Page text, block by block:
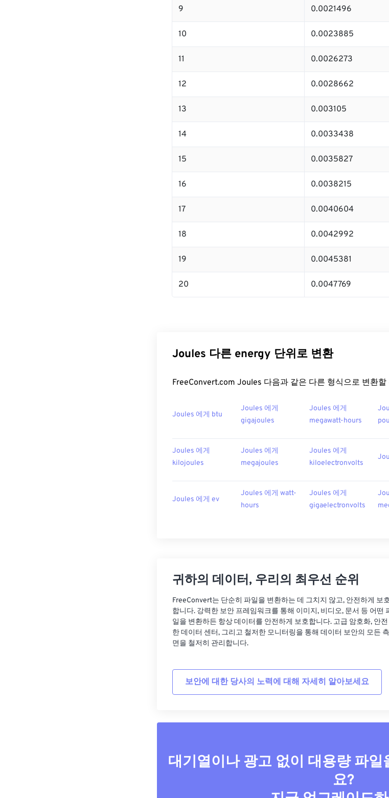
9 0.0021496
10 0.0023885
11 0.0026273
12 0.0028662
13 0.003105
14 0.0033438
15 0.0035827
16 0.0038215
17 0.0040604
18 0.0042992
19 0.0045381
20 0.0047769
Joules 다른 energy 단위로 변환
FreeConvert.com Joules 다음과 같은 다른 형식으로 변환할
Joules 에게 btu
Joules 에게
gigajoules
Joules 에게
megawatt-hours
Joules 에게
kilojoules
Joules 에게
megajoules
Joules 에게
kiloelectronvolts
Joules 에게 ev
Joules 에게 watt-
hours
Joules 에게
gigaelectronvolts
귀하의 데이터, 우리의 최우선 순위
FreeConvert는 단순히 파일을 변환하는 데 그치지 않고, 안전하게 보
합니다. 강력한 보안 프레임워크를 통해 이미지, 비디오, 문서 등 어떤
일을 변환하든 항상 데이터를 안전하게 보호합니다. 고급 암호화, 안전
한 데이터 센터, 그리고 철저한 모니터링을 통해 데이터 보안의 모든 측
면을 철저히 관리합니다.
보안에 대한 당사의 노력에 대해 자세히 알아보세요
대기열이나 광고 없이 대용량 파
요?